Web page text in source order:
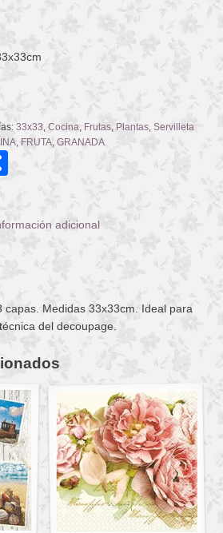
33x33, Cocina Frutas, Plantas, Servilleta
, FRUTA, GRANADA
adicional
capas. Medidas 33x33cm. Ideal para
del decoupage.